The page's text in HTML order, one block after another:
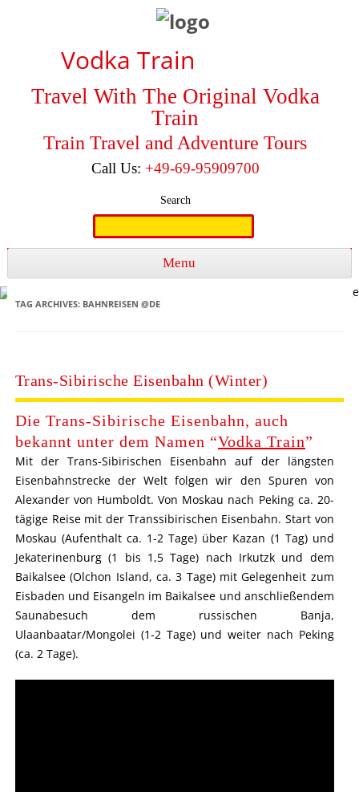
Vodka Train
Travel With The Original Vodka
Train
Train Travel and Adventure Tours
Call Us: +49-69-95909700
Search
Search
Menu
Skip to content
TAG ARCHIVES: BAHNREISEN @DE
Trans-Sibirische Eisenbahn (Winter)
Die Trans-Sibirische Eisenbahn, auch
bekannt unter dem Namen “Vodka Train”
Mit der Trans-Sibirischen Eisenbahn auf der längsten
Eisenbahnstrecke der Welt folgen wir den Spuren von
Alexander von Humboldt. Von Moskau nach Peking ca. 20-
tägige Reise mit der Transsibirischen Eisenbahn. Start von
Moskau (Aufenthalt ca. 1-2 Tage) über Kazan (1 Tag) und
Jekaterinenburg (1 bis 1,5 Tage) nach Irkutzk und dem
Baikalsee (Olchon Island, ca. 3 Tage) mit Gelegenheit zum
Eisbaden und Eisangeln im Baikalsee und anschließendem
Saunabesuch dem russischen Banja,
Ulaanbaatar/Mongolei (1-2 Tage) und weiter nach Peking
(ca. 2 Tage).